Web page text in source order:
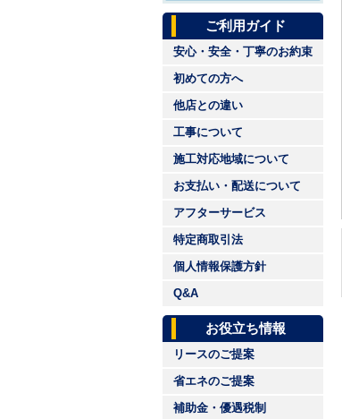
ご利用ガイド
安心・安全・丁寧のお約束
初めての方へ
他店との違い
工事について
施工対応地域について
お支払い・配送について
アフターサービス
特定商取引法
個人情報保護方針
Q&A
お役立ち情報
リースのご提案
省エネのご提案
補助金・優遇税制